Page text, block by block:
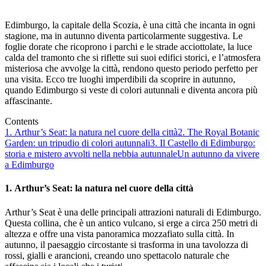
Edimburgo, la capitale della Scozia, è una città che incanta in ogni
stagione, ma in autunno diventa particolarmente suggestiva. Le
foglie dorate che ricoprono i parchi e le strade acciottolate, la luce
calda del tramonto che si riflette sui suoi edifici storici, e l’atmosfera
misteriosa che avvolge la città, rendono questo periodo perfetto per
una visita. Ecco tre luoghi imperdibili da scoprire in autunno,
quando Edimburgo si veste di colori autunnali e diventa ancora più
affascinante.
Contents
1. Arthur’s Seat: la natura nel cuore della città2. The Royal Botanic
Garden: un tripudio di colori autunnali3. Il Castello di Edimburgo:
storia e mistero avvolti nella nebbia autunnaleUn autunno da vivere
a Edimburgo
1. Arthur’s Seat: la natura nel cuore della città
Arthur’s Seat è una delle principali attrazioni naturali di Edimburgo.
Questa collina, che è un antico vulcano, si erge a circa 250 metri di
altezza e offre una vista panoramica mozzafiato sulla città. In
autunno, il paesaggio circostante si trasforma in una tavolozza di
rossi, gialli e arancioni, creando uno spettacolo naturale che